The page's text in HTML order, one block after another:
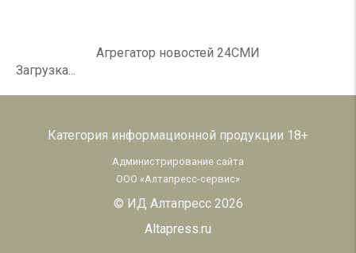
Агрегатор новостей 24СМИ
Загрузка...
Категория информационной продукции 18+
Администрирование сайта
ООО «Алтапресс-сервис»
© ИД Алтапресс 2026
Altapress.ru